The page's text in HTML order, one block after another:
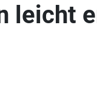
leicht